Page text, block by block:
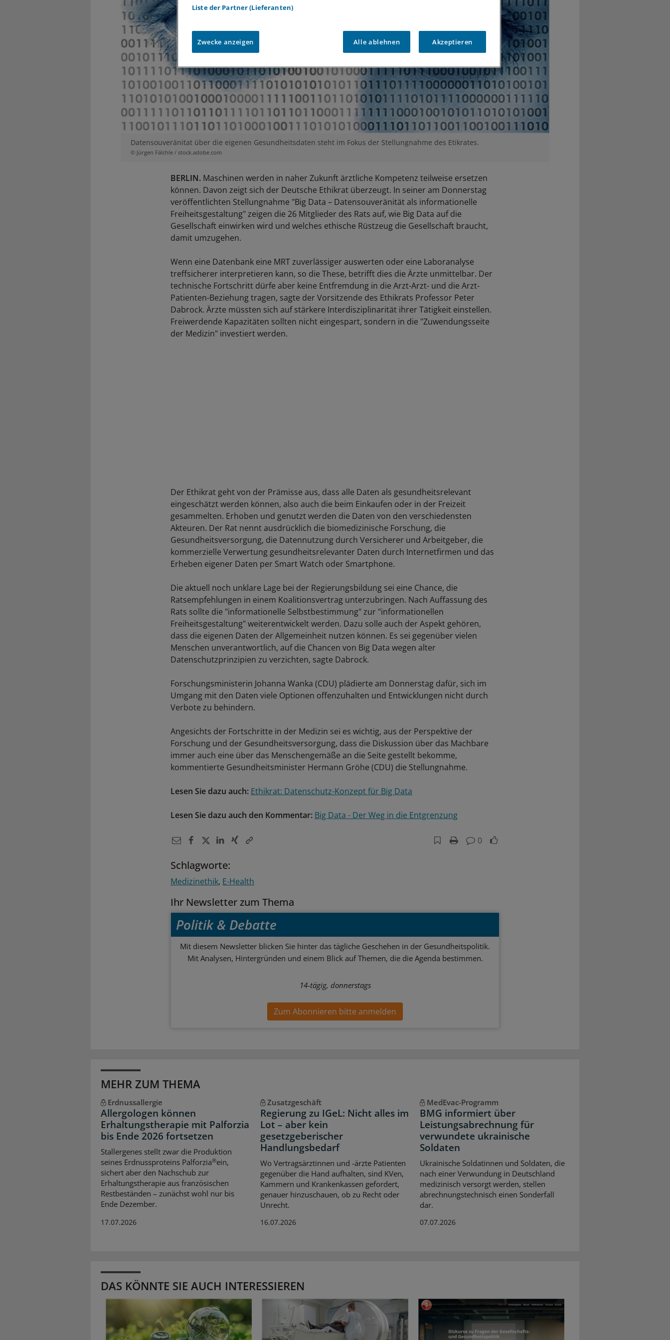
Datensouveränitat über die eigenen Gesundheitsdaten steht im Fokus der Stellungnahme des Etikrates.
© Jürgen Fälchle / stock.adobe.com
BERLIN. Maschinen werden in naher Zukunft ärztliche Kompetenz teilweise ersetzen
können. Davon zeigt sich der Deutsche Ethikrat überzeugt. In seiner am Donnerstag
veröffentlichten Stellungnahme "Big Data – Datensouveränität als informationelle
Freiheitsgestaltung" zeigen die 26 Mitglieder des Rats auf, wie Big Data auf die
Gesellschaft einwirken wird und welches ethische Rüstzeug die Gesellschaft braucht,
damit umzugehen.
Wenn eine Datenbank eine MRT zuverlässiger auswerten oder eine Laboranalyse
treffsicherer interpretieren kann, so die These, betrifft dies die Ärzte unmittelbar. Der
technische Fortschritt dürfe aber keine Entfremdung in die Arzt-Arzt- und die Arzt-
Patienten-Beziehung tragen, sagte der Vorsitzende des Ethikrats Professor Peter
Dabrock. Ärzte müssten sich auf stärkere Interdisziplinarität ihrer Tätigkeit einstellen.
Freiwerdende Kapazitäten sollten nicht eingespart, sondern in die "Zuwendungsseite
der Medizin" investiert werden.
Der Ethikrat geht von der Prämisse aus, dass alle Daten als gesundheitsrelevant
eingeschätzt werden können, also auch die beim Einkaufen oder in der Freizeit
gesammelten. Erhoben und genutzt werden die Daten von den verschiedensten
Akteuren. Der Rat nennt ausdrücklich die biomedizinische Forschung, die
Gesundheitsversorgung, die Datennutzung durch Versicherer und Arbeitgeber, die
kommerzielle Verwertung gesundheitsrelevanter Daten durch Internetfirmen und das
Erheben eigener Daten per Smart Watch oder Smartphone.
Die aktuell noch unklare Lage bei der Regierungsbildung sei eine Chance, die
Ratsempfehlungen in einem Koalitionsvertrag unterzubringen. Nach Auffassung des
Rats sollte die "informationelle Selbstbestimmung" zur "informationellen
Freiheitsgestaltung" weiterentwickelt werden. Dazu solle auch der Aspekt gehören,
dass die eigenen Daten der Allgemeinheit nutzen können. Es sei gegenüber vielen
Menschen unverantwortlich, auf die Chancen von Big Data wegen alter
Datenschutzprinzipien zu verzichten, sagte Dabrock.
Forschungsministerin Johanna Wanka (CDU) plädierte am Donnerstag dafür, sich im
Umgang mit den Daten viele Optionen offenzuhalten und Entwicklungen nicht durch
Verbote zu behindern.
Angesichts der Fortschritte in der Medizin sei es wichtig, aus der Perspektive der
Forschung und der Gesundheitsversorgung, dass die Diskussion über das Machbare
immer auch eine über das Menschengemäße an die Seite gestellt bekomme,
kommentierte Gesundheitsminister Hermann Gröhe (CDU) die Stellungnahme.
Lesen Sie dazu auch: Ethikrat: Datenschutz-Konzept für Big Data
Lesen Sie dazu auch den Kommentar: Big Data - Der Weg in die Entgrenzung
0
Schlagworte:
Medizinethik E-Health
Ihr Newsletter zum Thema
Politik & Debatte
Mit diesem Newsletter blicken Sie hinter das tägliche Geschehen in der Gesundheitspolitik.
Mit Analysen, Hintergründen und einem Blick auf Themen, die die Agenda bestimmen.
14-tägig, donnerstags
Zum Abonnieren bitte anmelden
MEHR ZUM THEMA
Erdnussallergie
Allergologen können
Erhaltungstherapie mit Palforzia
bis Ende 2026 fortsetzen
Stallergenes stellt zwar die Produktion
seines Erdnussproteins Palforzia®ein,
sichert aber den Nachschub zur
Erhaltungstherapie aus französischen
Restbeständen – zunächst wohl nur bis
Ende Dezember.
17.07.2026
Zusatzgeschäft
Regierung zu IGeL: Nicht alles im
Lot – aber kein
gesetzgeberischer
Handlungsbedarf
Wo Vertragsärztinnen und -ärzte Patienten
gegenüber die Hand aufhalten, sind KVen,
Kammern und Krankenkassen gefordert,
genauer hinzuschauen, ob zu Recht oder
Unrecht.
16.07.2026
MedEvac-Programm
BMG informiert über
Leistungsabrechnung für
verwundete ukrainische
Soldaten
Ukrainische Soldatinnen und Soldaten, die
nach einer Verwundung in Deutschland
medizinisch versorgt werden, stellen
abrechnungstechnisch einen Sonderfall
dar.
07.07.2026
DAS KÖNNTE SIE AUCH INTERESSIEREN
Liste der Partner (Lieferanten)
Zwecke anzeigen Alle ablehnen Akzeptieren